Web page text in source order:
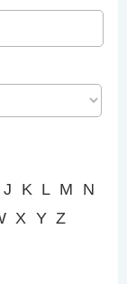
J K L M
N
X Y Z